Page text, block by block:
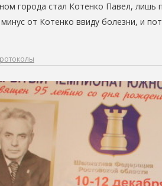
города стал Котенко Павел,
от Котенко ввиду болезни, и